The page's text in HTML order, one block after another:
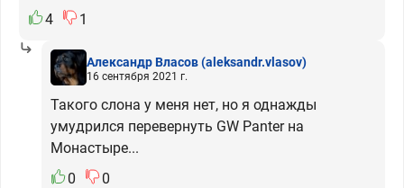
4
1
Александр Власов(aleksandr.vlasov)
16 сентября 2021 г.
Такого слона у меня нет, но я однажды
умудрился перевернуть GW Panter на
Монастыре...
0
0